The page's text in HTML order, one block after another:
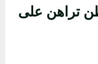
تراهن على